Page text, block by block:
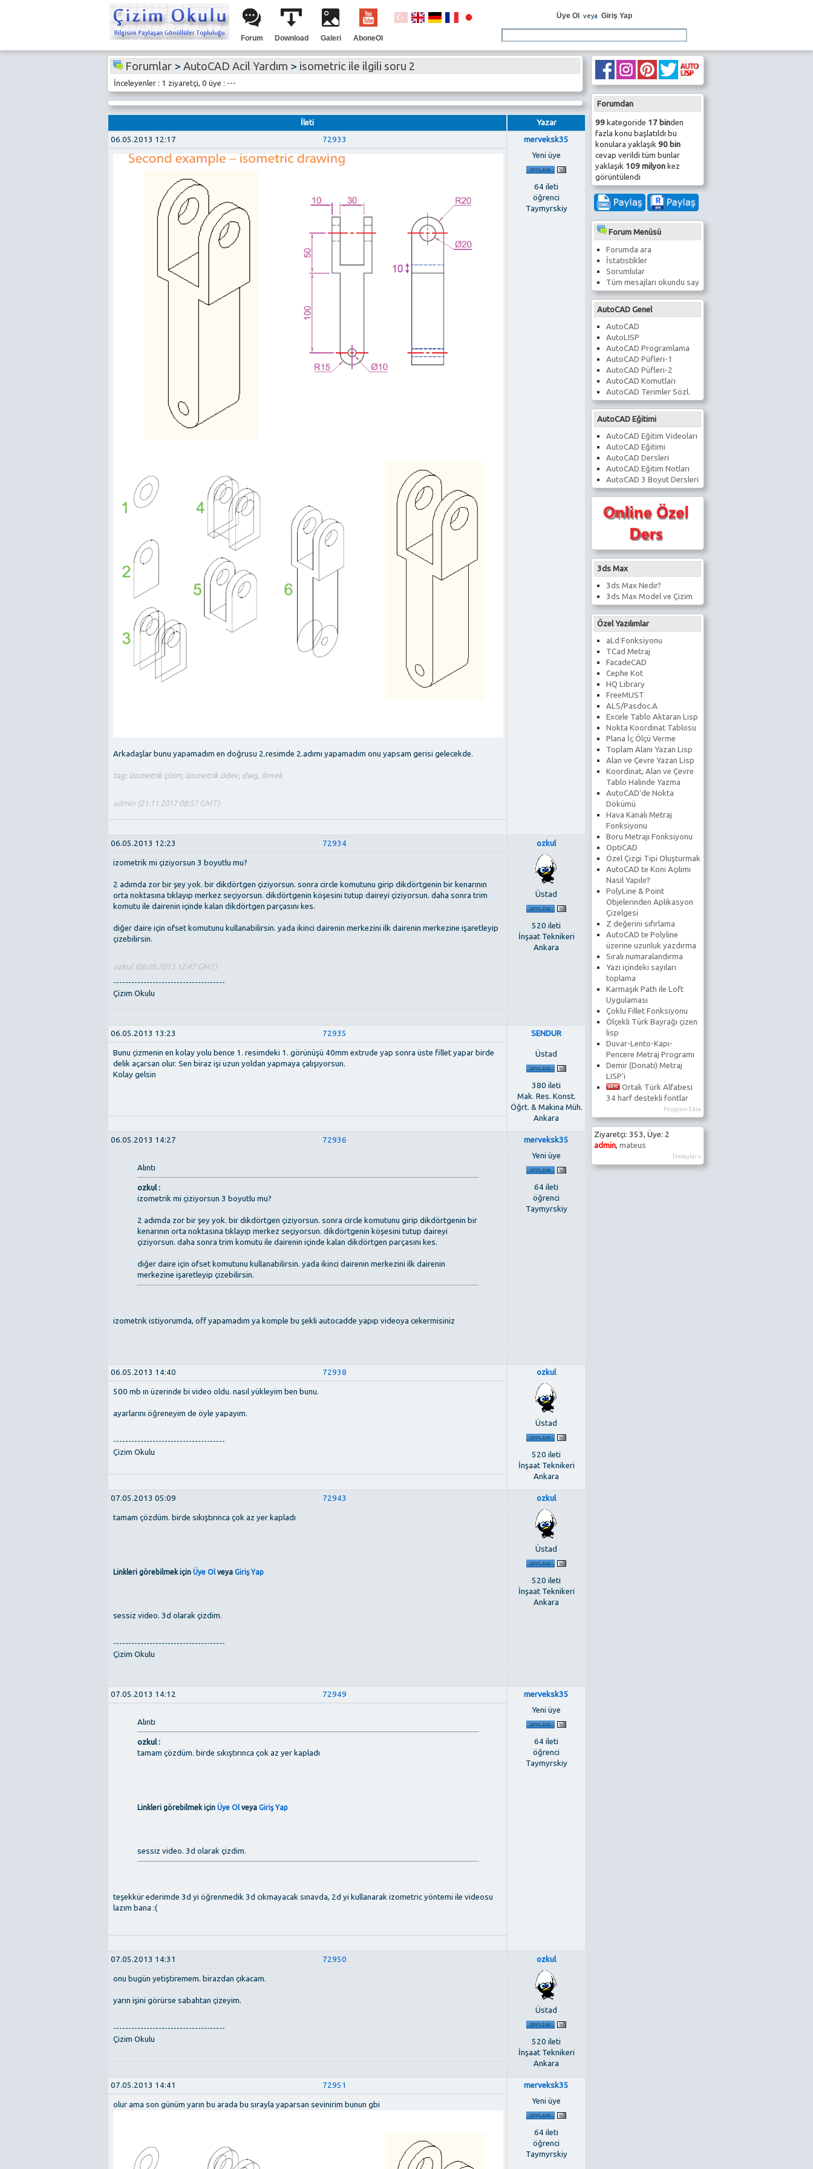
Forum Download Galeri AboneOl
Üye Ol veya Giriş Yap
Forumdan
99kategoride 17 binden
fazla konu başlatıldı bu
konulara yaklaşık 90 bin
cevap verildi tüm bunlar
yaklaşık 109 milyonkez
görüntülendi
Forum Menüsü
Forumda ara
İstatistikler
Sorumlular
Tüm mesajları okundu say
AutoCAD Genel
AutoCAD
AutoLISP
AutoCAD Programlama
AutoCAD Püfleri-1
AutoCAD Püfleri-2
AutoCAD Komutları
AutoCAD Terimler Sözl.
AutoCAD Eğitimi
AutoCAD Eğitim Videoları
AutoCAD Eğitimi
AutoCAD Dersleri
AutoCAD Eğitim Notları
AutoCAD 3 Boyut Dersleri
3ds Max
3ds Max Nedir?
3ds Max Model ve Çizim
Özel Yazılımlar
aLd Fonksiyonu
TCad Metraj
FacadeCAD
Cephe Kot
HQ Library
FreeMUST
ALS/Pasdoc.A
Excele Tablo Aktaran Lisp
Nokta Koordinat Tablosu
Plana İç Ölçü Verme
Toplam Alanı Yazan Lisp
Alan ve Çevre Yazan Lisp
Koordinat, Alan ve Çevre
Tablo Halinde Yazma
AutoCAD'de Nokta
Dökümü
Hava Kanalı Metraj
Fonksiyonu
Boru Metrajı Fonksiyonu
OptiCAD
Özel Çizgi Tipi Oluşturmak
AutoCAD te Koni Açılımı
Nasıl Yapılır?
PolyLine & Point
Objelerinden Aplikasyon
Çizelgesi
Z değerini sıfırlama
AutoCAD te Polyline
üzerine uzunluk yazdırma
Sıralı numaralandırma
Yazı içindeki sayıları
toplama
Karmaşık Path ile Loft
Uygulaması
Çoklu Fillet Fonksiyonu
Ölçekli Türk Bayrağı çizen
lisp
Duvar-Lento-Kapı-
Pencere Metraj Programı
Demir (Donatı) Metraj
LISP'i
Ortak Türk Alfabesi
34 harf destekli fontlar
Program Ekle
Ziyaretçi: 353, Üye: 2
admin, mateus
Detaylar »
Forumlar> AutoCAD Acil Yardım > isometric ile ilgili soru 2
İnceleyenler : 1 ziyaretçi, 0 üye : ---
İleti
Yazar
06.05.2013 12:17
72933
merveksk35
Yeni üye
64 ileti
öğrenci
Taymyrskiy
Arkadaşlar bunu yapamadım en doğrusu 2.resimde 2.adımı yapamadım onu yapsam gerisi gelecekde.
tag: izometrik çizim, izometrik ödev, dwg, örnek
admin (21.11.2017 08:57 GMT)
06.05.2013 12:23 72934 ozkul
Üstad
520 ileti
İnşaat Teknikeri
Ankara
izometrik mi çiziyorsun 3 boyutlu mu?
2 adımda zor bir şey yok. bir dikdörtgen çiziyorsun. sonra circle komutunu girip dikdörtgenin bir kenarının
orta noktasına tıklayıp merkez seçiyorsun. dikdörtgenin köşesini tutup daireyi çiziyorsun. daha sonra trim
komutu ile dairenin içinde kalan dikdörtgen parçasını kes.
diğer daire için ofset komutunu kullanabilirsin. yada ikinci dairenin merkezini ilk dairenin merkezine işaretleyip
çizebilirsin.
ozkul (06.05.2013 12:47 GMT)
-------------------------------------
Çizim Okulu
06.05.2013 13:23 72935 SENDUR
Üstad
380 ileti
Mak. Res. Konst.
Öğrt. & Makina Müh.
Ankara
Bunu çizmenin en kolay yolu bence 1. resimdeki 1. görünüşü 40mm extrude yap sonra üste fillet yapar birde
delik açarsan olur. Sen biraz işi uzun yoldan yapmaya çalışıyorsun.
Kolay gelsin
06.05.2013 14:27 72936
merveksk35
Yeni üye
64 ileti
öğrenci
Taymyrskiy
Alıntı
ozkul :
izometrik mi çiziyorsun 3 boyutlu mu?
2 adımda zor bir şey yok. bir dikdörtgen çiziyorsun. sonra circle komutunu girip dikdörtgenin bir
kenarının orta noktasına tıklayıp merkez seçiyorsun. dikdörtgenin köşesini tutup daireyi
çiziyorsun. daha sonra trim komutu ile dairenin içinde kalan dikdörtgen parçasını kes.
diğer daire için ofset komutunu kullanabilirsin. yada ikinci dairenin merkezini ilk dairenin
merkezine işaretleyip çizebilirsin.
izometrik istiyorumda, off yapamadım ya komple bu şekli autocadde yapıp videoya cekermisiniz
06.05.2013 14:40 72938 ozkul
Üstad
520 ileti
İnşaat Teknikeri
Ankara
500 mb ın üzerinde bi video oldu. nasıl yükleyim ben bunu.
ayarlarını öğreneyim de öyle yapayım.
-------------------------------------
Çizim Okulu
07.05.2013 05:09 72943 ozkul
Üstad
520 ileti
İnşaat Teknikeri
Ankara
tamam çözdüm. birde sıkıştırınca çok az yer kapladı
Linkleri görebilmek için Üye Olveya Giriş Yap
sessiz video. 3d olarak çizdim.
-------------------------------------
Çizim Okulu
07.05.2013 14:12 72949
merveksk35
Yeni üye
64 ileti
öğrenci
Taymyrskiy
Alıntı
ozkul :
tamam çözdüm. birde sıkıştırınca çok az yer kapladı
Linkleri görebilmek için Üye Olveya Giriş Yap
sessiz video. 3d olarak çizdim.
teşekkür ederimde 3d yi öğrenmedik 3d cıkmayacak sınavda, 2d yi kullanarak izometric yöntemi ile videosu
lazım bana :(
07.05.2013 14:31 72950 ozkul
Üstad
520 ileti
İnşaat Teknikeri
Ankara
onu bugün yetiştiremem. birazdan çıkacam.
yarın işini görürse sabahtan çizeyim.
-------------------------------------
Çizim Okulu
07.05.2013 14:41 72951
merveksk35
Yeni üye
64 ileti
öğrenci
Taymyrskiy
olur ama son günüm yarın bu arada bu sırayla yaparsan sevinirim bunun gbi